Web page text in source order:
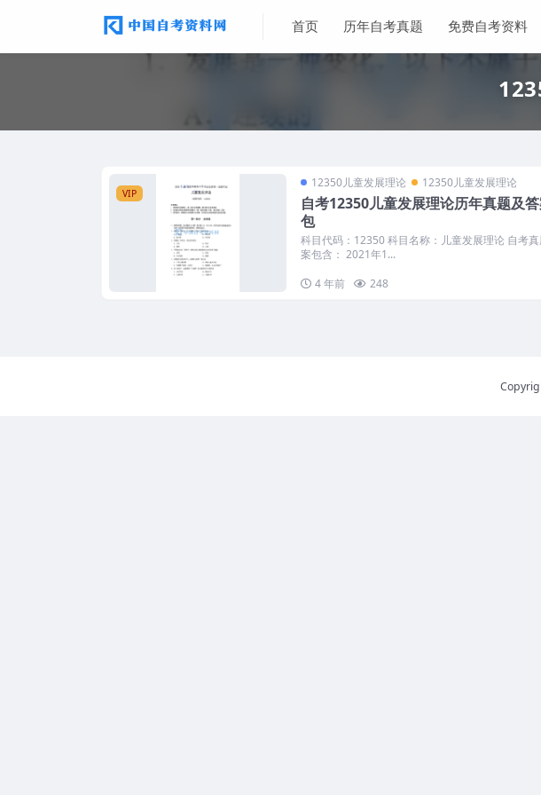
首页 历年自考真题 免费自考资料
VIP
12350儿童发展理论 12350儿童发展理论
自考12350儿童发展理论历年真题及
包
科目代码：12350 科目名称：儿童发展理论 自考
案包含： 2021年1...
4 年前
248